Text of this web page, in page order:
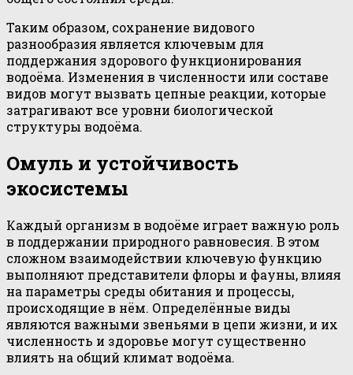
Таким образом, сохранение видового
разнообразия является ключевым для
поддержания здорового функционирования
водоёма. Изменения в численности или составе
видов могут вызвать цепные реакции, которые
затрагивают все уровни биологической
структуры водоёма.
Омуль и устойчивость
экосистемы
Каждый организм в водоёме играет важную роль
в поддержании природного равновесия. В этом
сложном взаимодействии ключевую функцию
выполняют представители флоры и фауны, влияя
на параметры среды обитания и процессы,
происходящие в нём. Определённые виды
являются важными звеньями в цепи жизни, и их
численность и здоровье могут существенно
влиять на общий климат водоёма.